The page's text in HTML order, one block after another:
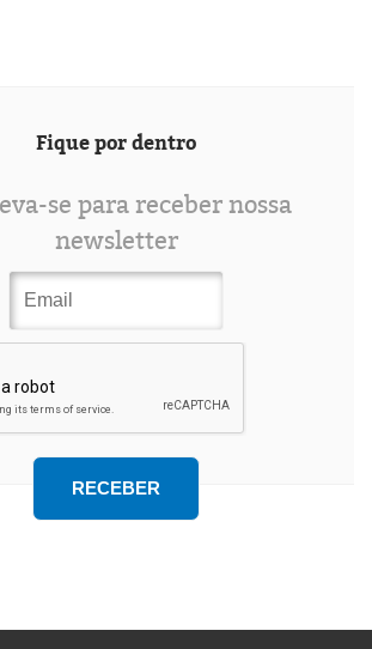
Fique por dentro
se para receber nossa
newsletter